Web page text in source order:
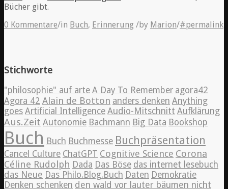
Bücher gibt.
0 Kommentare/in Buch, Erinnerung /by Marion/#permalink
Stichworte
"philosophie" auf arte A Day To Remember agora42
Agora 42 Alain de Botton anders denken Anything
goes Artificial Intelligence Audio-Mitschnitt Aufklärung
Aus.Zeit Autonomie Bachmann Big Data Bookshop
Buch Buch Buchmesse Buchpräsentation
Cancel Culture ChatGPT Cognitive Science Corona
Céline Rudolph Dada Das Böse das internet lesebuch
das Neue Das Philo.Blog.Buch Daten Demokratie
Denken schenken den wald vor lauter bäumen nicht